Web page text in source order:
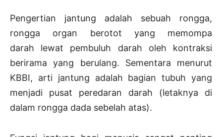
Pengertian jantung adalah sebuah rongga,
rongga organ berotot yang memompa
darah lewat pembuluh darah oleh kontraksi
berirama yang berulang. Sementara menurut
KBBI, arti jantung adalah bagian tubuh yang
menjadi pusat peredaran darah (letaknya di
dalam rongga dada sebelah atas).